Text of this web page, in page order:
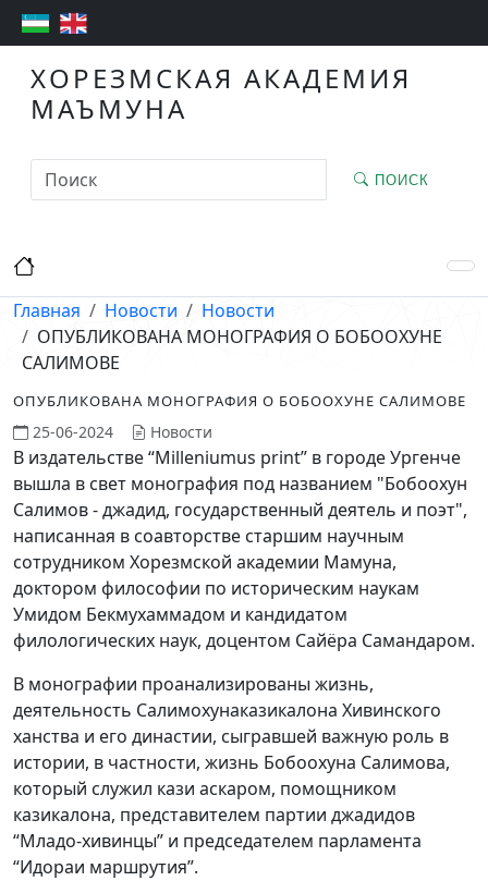
ХОРЕЗМСКАЯ АКАДЕМИЯ
МАЪМУНА
ПОИСК
Главная Новости
Новости
ОПУБЛИКОВАНА МОНОГРАФИЯ О БОБООХУНЕ
САЛИМОВЕ
ОПУБЛИКОВАНА МОНОГРАФИЯ О БОБООХУНЕ САЛИМОВЕ
25-06-2024 Новости
В издательстве “Milleniumus print” в городе Ургенче
вышла в свет монография под названием "Бобоохун
Салимов - джадид, государственный деятель и поэт",
написанная в соавторстве старшим научным
сотрудником Хорезмской академии Мамуна,
доктором философии по историческим наукам
Умидом Бекмухаммадом и кандидатом
филологических наук, доцентом Сайёра Самандаром.
В монографии проанализированы жизнь,
деятельность Салимохунаказикалона Хивинского
ханства и его династии, сыгравшей важную роль в
истории, в частности, жизнь Бобоохуна Салимова,
который служил кази аскаром, помощником
казикалона, представителем партии джадидов
“Младо-хивинцы” и председателем парламента
“Идораи маршрутия”.